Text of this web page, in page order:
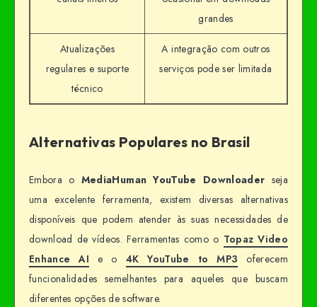
grandes
Atualizações
regulares e suporte
técnico
A integração com outros
serviços pode ser limitada
Alternativas Populares no Brasil
Embora o MediaHuman YouTube Downloader seja
uma excelente ferramenta, existem diversas alternativas
disponíveis que podem atender às suas necessidades de
download de vídeos. Ferramentas como o Topaz Video
Enhance AI e o 4K YouTube to MP3 oferecem
funcionalidades semelhantes para aqueles que buscam
diferentes opções de software.